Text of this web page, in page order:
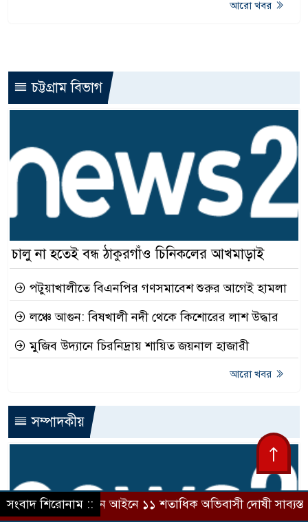
আরো খবর
চট্টগ্রাম বিভাগ
চালু না হতেই বন্ধ ঠাকুরগাঁও চিনিকলের আখমাড়াই
পটুয়াখালীতে বিএনপির গণসমাবেশ শুরুর আগেই হামলা
লঞ্চে আগুন: বিষখালী নদী থেকে কিশোরের লাশ উদ্ধার
মুজিব উদ্যানে চিরনিদ্রায় শায়িত জয়নাল হাজারী
আরো খবর
সম্পাদকীয়
সংবাদ শিরোনাম ::
নতুন আইনে ১১ শতাধিক অভিবাসী দোষী সাব্যস্ত, বিতর্কে